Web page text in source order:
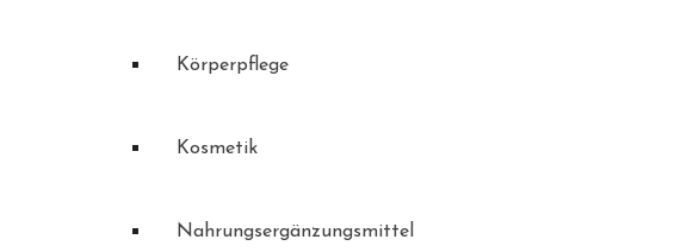
Körperpflege
Kosmetik
Nahrungsergänzungsmittel